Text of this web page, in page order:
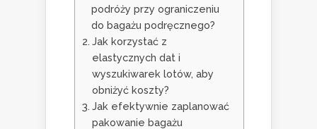
podróży przy ograniczeniu
do bagażu podręcznego?
Jak korzystać z
elastycznych dat i
wyszukiwarek lotów, aby
obniżyć koszty?
Jak efektywnie zaplanować
pakowanie bagażu